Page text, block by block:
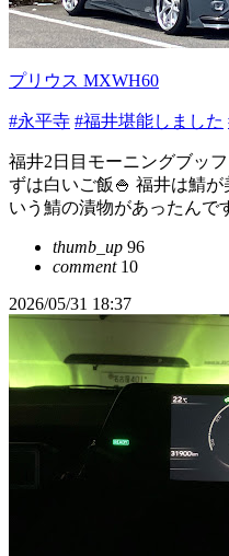
プリウス MXWH60
#永平寺 #福井堪能しました
福井2日目モーニングブッ
ずは白いご飯🍚 福井は鯖
いう鯖の漬物があったんで
thumb_up 96
comment10
2026/05/31 18:37